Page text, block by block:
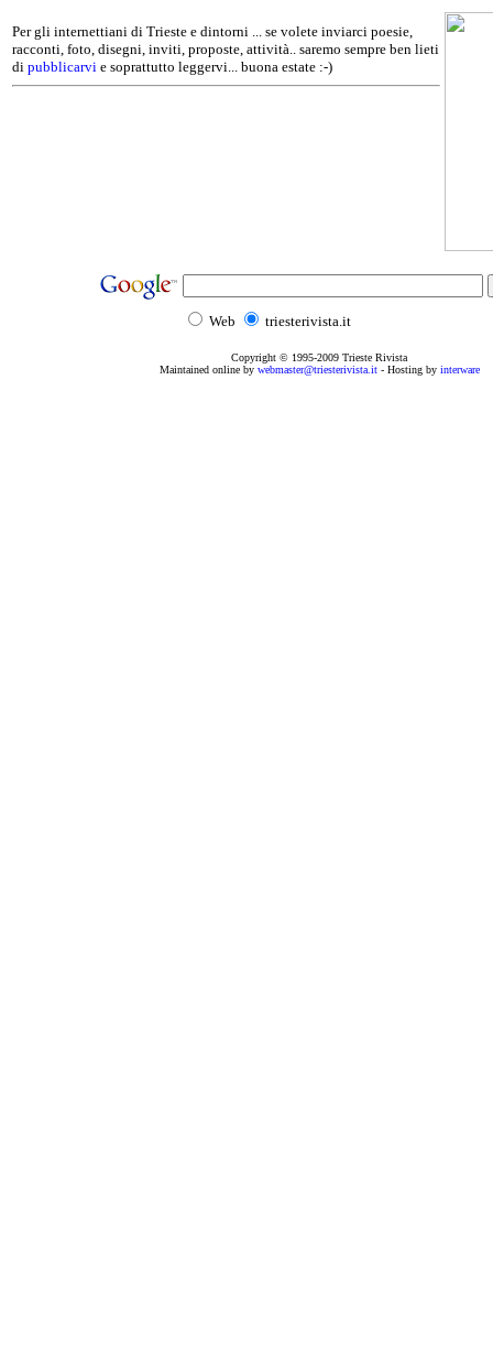
Per gli internettiani di Trieste e dintorni ... se volete inviarci poesie,
racconti, foto, disegni, inviti, proposte, attività.. saremo sempre ben lieti
di pubblicarvi e soprattutto leggervi... buona estate :-)
Web triesterivista.it
Copyright © 1995-2009 Trieste Rivista
Maintained online by webmaster@triesterivista.it- Hosting by interware